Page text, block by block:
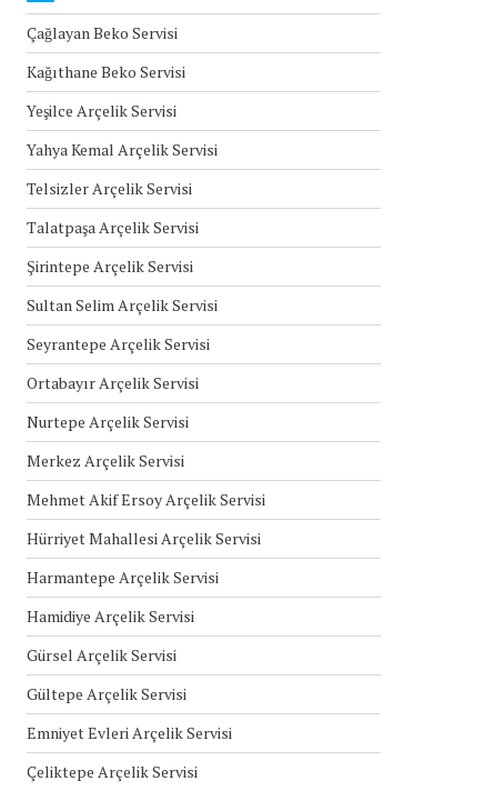
Çağlayan Beko Servisi
Kağıthane Beko Servisi
Yeşilce Arçelik Servisi
Yahya Kemal Arçelik Servisi
Telsizler Arçelik Servisi
Talatpaşa Arçelik Servisi
Şirintepe Arçelik Servisi
Sultan Selim Arçelik Servisi
Seyrantepe Arçelik Servisi
Ortabayır Arçelik Servisi
Nurtepe Arçelik Servisi
Merkez Arçelik Servisi
Mehmet Akif Ersoy Arçelik Servisi
Hürriyet Mahallesi Arçelik Servisi
Harmantepe Arçelik Servisi
Hamidiye Arçelik Servisi
Gürsel Arçelik Servisi
Gültepe Arçelik Servisi
Emniyet Evleri Arçelik Servisi
Çeliktepe Arçelik Servisi